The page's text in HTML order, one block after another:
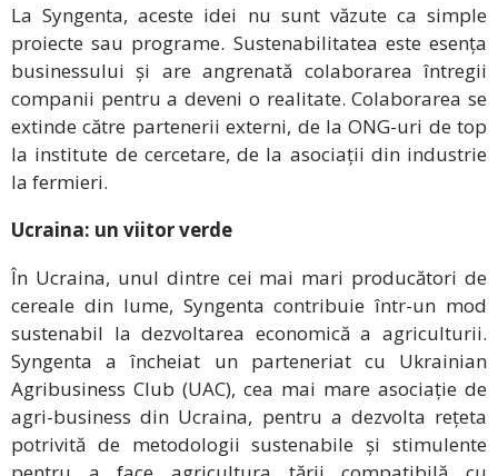
La Syngenta, aceste idei nu sunt văzute ca simple
proiecte sau programe. Sustenabilitatea este esența
businessului și are angrenată colaborarea întregii
companii pentru a deveni o realitate. Colaborarea se
extinde către partenerii externi, de la ONG-uri de top
la institute de cercetare, de la asociații din industrie
la fermieri.
Ucraina: un viitor verde
În Ucraina, unul dintre cei mai mari producători de
cereale din lume, Syngenta contribuie într-un mod
sustenabil la dezvoltarea economică a agriculturii.
Syngenta a încheiat un parteneriat cu Ukrainian
Agribusiness Club (UAC), cea mai mare asociație de
agri-business din Ucraina, pentru a dezvolta rețeta
potrivită de metodologii sustenabile și stimulente